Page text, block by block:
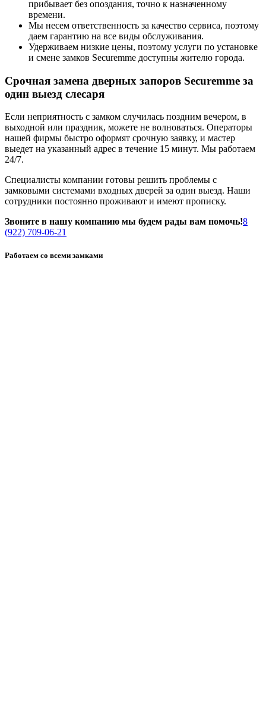
прибывает без опоздания, точно к назначенному
времени.
Мы несем ответственность за качество сервиса, поэтому
даем гарантию на все виды обслуживания.
Удерживаем низкие цены, поэтому услуги по установке
и смене замков Securemme доступны жителю города.
Срочная замена дверных запоров Securemme за
один выезд слесаря
Если неприятность с замком случилась поздним вечером, в
выходной или праздник, можете не волноваться. Операторы
нашей фирмы быстро оформят срочную заявку, и мастер
выедет на указанный адрес в течение 15 минут. Мы работаем
24/7.
Специалисты компании готовы решить проблемы с
замковыми системами входных дверей за один выезд. Наши
сотрудники постоянно проживают и имеют прописку.
Звоните в нашу компанию мы будем рады вам помочь!8
(922) 709-06-21
Работаем со всеми замками